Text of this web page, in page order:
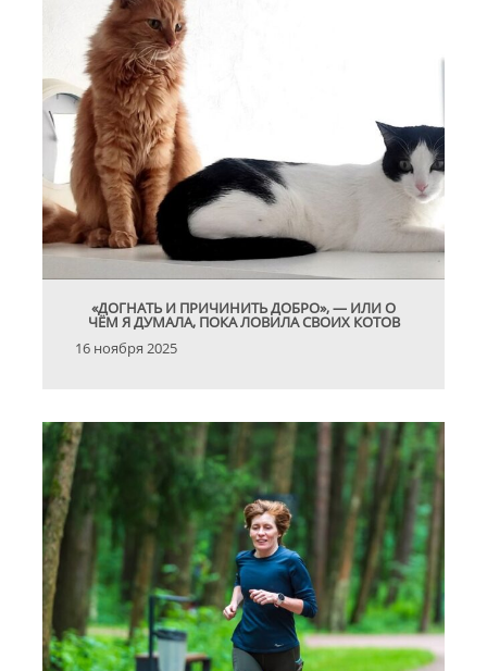
«ДОГНАТЬ И ПРИЧИНИТЬ ДОБРО», — ИЛИ О
ЧЁМ Я ДУМАЛА, ПОКА ЛОВИЛА СВОИХ КОТОВ
16 ноября 2025